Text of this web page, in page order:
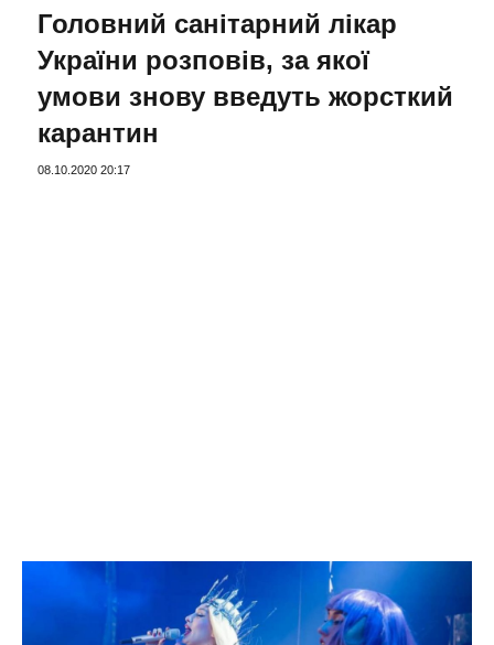
Головний санітарний лікар
України розповів, за якої
умови знову введуть жорсткий
карантин
08.10.2020 20:17